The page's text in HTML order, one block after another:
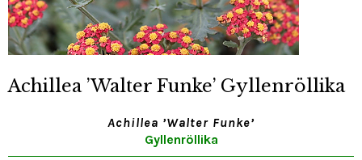
Achillea ’Walter Funke’ Gyllenröllika
Achillea ’Walter Funke’
Gyllenröllika